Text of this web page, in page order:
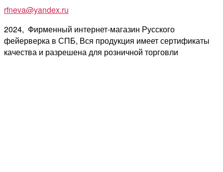
rfneva@yandex.ru
2024, Фирменный интернет-магазин Русского
фейерверка в СПБ, Вся продукция имеет сертификаты
качества и разрешена для розничной торговли